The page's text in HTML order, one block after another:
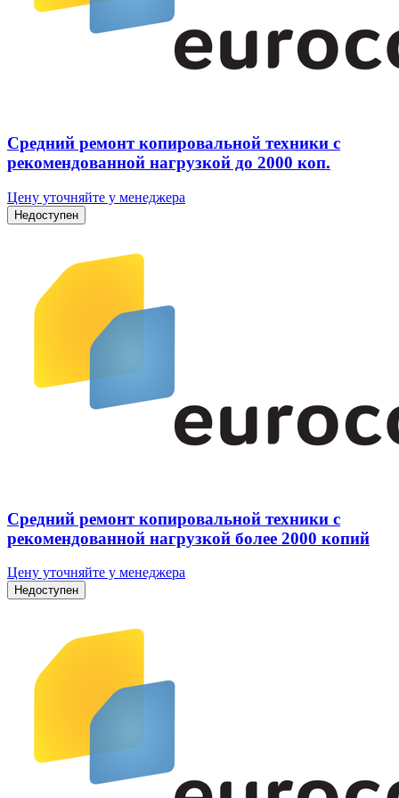
Средний ремонт копировальной техники с
рекомендованной нагрузкой до 2000 коп.
Цену уточняйте у менеджера
Недоступен
Средний ремонт копировальной техники с
рекомендованной нагрузкой более 2000 копий
Цену уточняйте у менеджера
Недоступен